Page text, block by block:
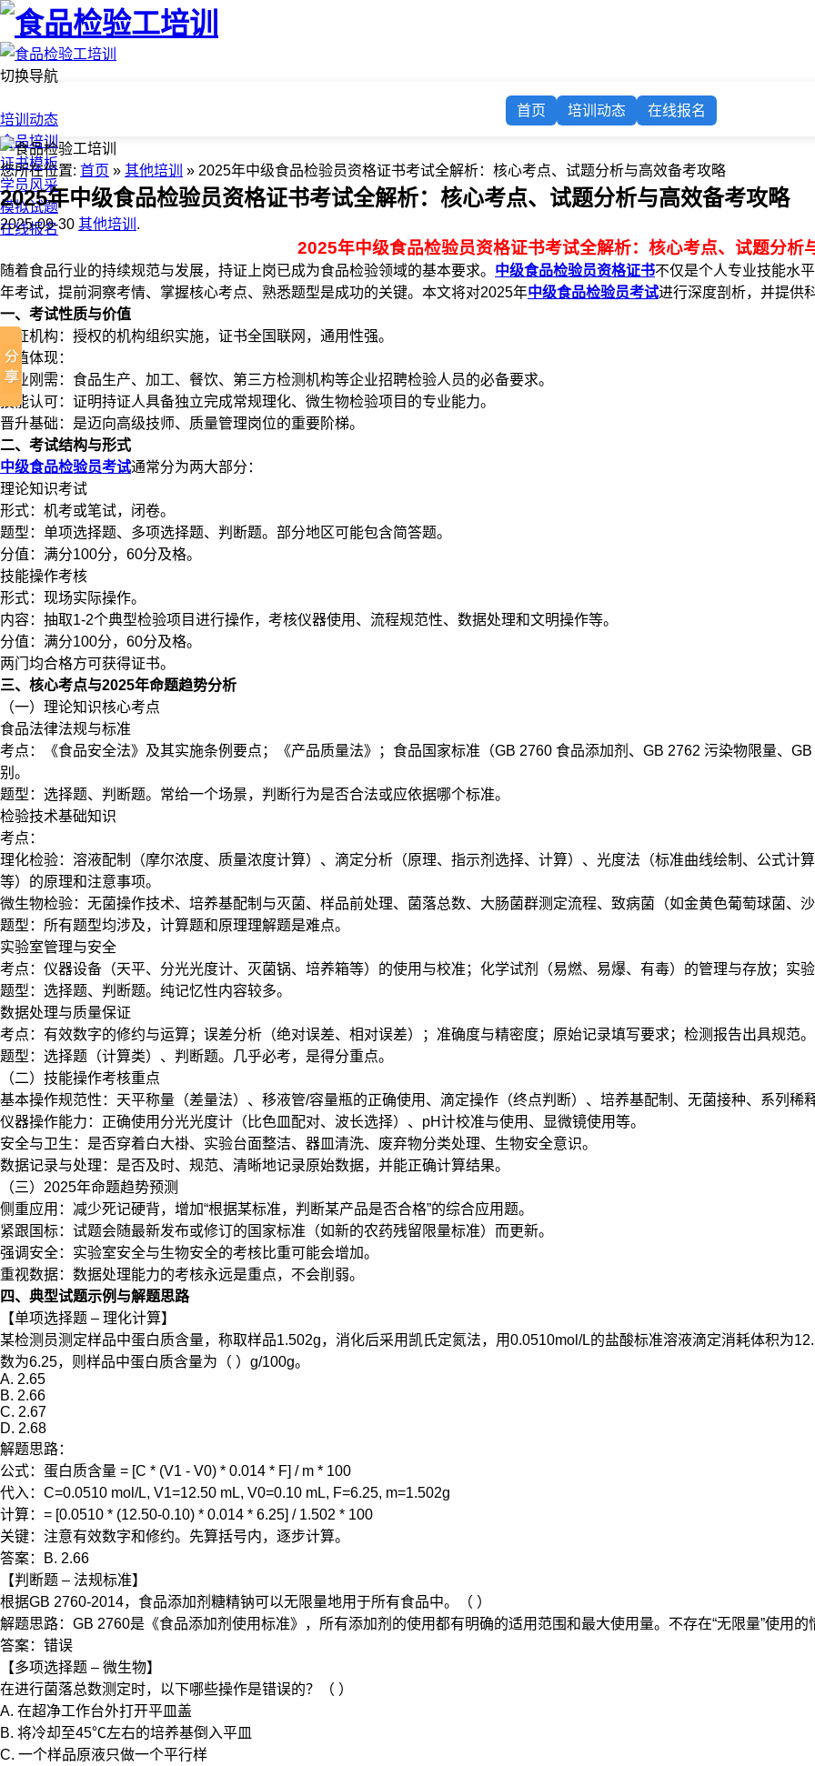
切换导航
培训动态
食品培训
证书模板
学员风采
模拟试题
在线报名
首页 培训动态 在线报名
您所在位置: 首页 » 其他培训 » 2025年中级食品检验员资格证书考试全解析：核心考点、试题分析与高效备考攻略
2025年中级食品检验员资格证书考试全解析：核心考点、试题分析与高效备考攻略
2025-09-30 其他培训 .
2025年中级食品检验员资格证书考试全解析：核心考点、试题分析
随着食品行业的持续规范与发展，持证上岗已成为食品检验领域的基本要求。 中级食品检验员资格证书不仅是个人专业技能水
年考试，提前洞察考情、掌握核心考点、熟悉题型是成功的关键。本文将对2025年中级食品检验员考试进行深度剖析，并提供
一、考试性质与价值
发证机构：授权的机构组织实施，证书全国联网，通用性强。
价值体现：
就业刚需：食品生产、加工、餐饮、第三方检测机构等企业招聘检验人员的必备要求。
技能认可：证明持证人具备独立完成常规理化、微生物检验项目的专业能力。
晋升基础：是迈向高级技师、质量管理岗位的重要阶梯。
二、考试结构与形式
中级食品检验员考试通常分为两大部分：
理论知识考试
形式：机考或笔试，闭卷。
题型：单项选择题、多项选择题、判断题。部分地区可能包含简答题。
分值：满分100分，60分及格。
技能操作考核
形式：现场实际操作。
内容：抽取1-2个典型检验项目进行操作，考核仪器使用、流程规范性、数据处理和文明操作等。
分值：满分100分，60分及格。
两门均合格方可获得证书。
三、核心考点与2025年命题趋势分析
（一）理论知识核心考点
食品法律法规与标准
考点：《食品安全法》及其实施条例要点；《产品质量法》；食品国家标准（GB 2760 食品添加剂、GB 2762 污染物限量、
别。
题型：选择题、判断题。常给一个场景，判断行为是否合法或应依据哪个标准。
检验技术基础知识
考点：
理化检验：溶液配制（摩尔浓度、质量浓度计算）、滴定分析（原理、指示剂选择、计算）、光度法（标准曲线绘制、公式计
等）的原理和注意事项。
微生物检验：无菌操作技术、培养基配制与灭菌、样品前处理、菌落总数、大肠菌群测定流程、致病菌（如金黄色葡萄球菌、
题型：所有题型均涉及，计算题和原理理解题是难点。
实验室管理与安全
考点：仪器设备（天平、分光光度计、灭菌锅、培养箱等）的使用与校准；化学试剂（易燃、易爆、有毒）的管理与存放；实
题型：选择题、判断题。纯记忆性内容较多。
数据处理与质量保证
考点：有效数字的修约与运算；误差分析（绝对误差、相对误差）；准确度与精密度；原始记录填写要求；检测报告出具规范。
题型：选择题（计算类）、判断题。几乎必考，是得分重点。
（二）技能操作考核重点
基本操作规范性：天平称量（差量法）、移液管/容量瓶的正确使用、滴定操作（终点判断）、培养基配制、无菌接种、系列稀
仪器操作能力：正确使用分光光度计（比色皿配对、波长选择）、pH计校准与使用、显微镜使用等。
安全与卫生：是否穿着白大褂、实验台面整洁、器皿清洗、废弃物分类处理、生物安全意识。
数据记录与处理：是否及时、规范、清晰地记录原始数据，并能正确计算结果。
（三）2025年命题趋势预测
侧重应用：减少死记硬背，增加“根据某标准，判断某产品是否合格”的综合应用题。
紧跟国标：试题会随最新发布或修订的国家标准（如新的农药残留限量标准）而更新。
强调安全：实验室安全与生物安全的考核比重可能会增加。
重视数据：数据处理能力的考核永远是重点，不会削弱。
四、典型试题示例与解题思路
【单项选择题 – 理化计算】
某检测员测定样品中蛋白质含量，称取样品1.502g，消化后采用凯氏定氮法，用0.0510mol/L的盐酸标准溶液滴定消耗体积为
数为6.25，则样品中蛋白质含量为（ ）g/100g。
A. 2.65
B. 2.66
C. 2.67
D. 2.68
解题思路：
公式：蛋白质含量 = [C * (V1 - V0) * 0.014 * F] / m * 100
代入：C=0.0510 mol/L, V1=12.50 mL, V0=0.10 mL, F=6.25, m=1.502g
计算：= [0.0510 * (12.50-0.10) * 0.014 * 6.25] / 1.502 * 100
关键：注意有效数字和修约。先算括号内，逐步计算。
答案：B. 2.66
【判断题 – 法规标准】
根据GB 2760-2014，食品添加剂糖精钠可以无限量地用于所有食品中。（ ）
解题思路：GB 2760是《食品添加剂使用标准》，所有添加剂的使用都有明确的适用范围和最大使用量。不存在“无限量”使用的
答案：错误
【多项选择题 – 微生物】
在进行菌落总数测定时，以下哪些操作是错误的？（ ）
A. 在超净工作台外打开平皿盖
B. 将冷却至45℃左右的培养基倒入平皿
C. 一个样品原液只做一个平行样